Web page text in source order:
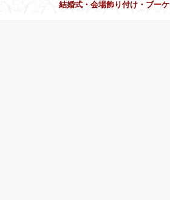
結婚式・会場飾り付け・ブーケ